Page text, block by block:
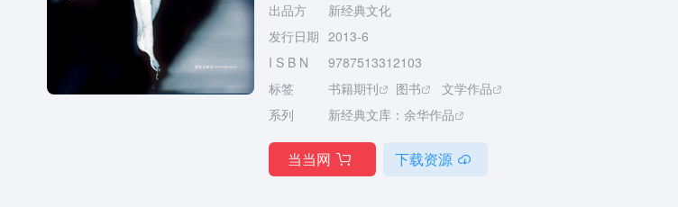
出品方
新经典文化
发行日期 2013-6
I S B N
9787513312103
标签
书籍期刊 图书
文学作品
系列
新经典文库：余华作品
当当网 下载资源